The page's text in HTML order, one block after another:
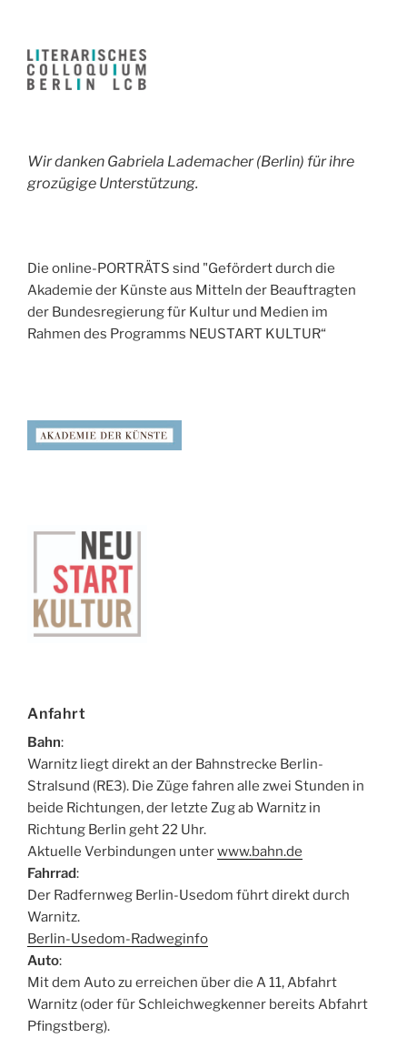
Wir danken Gabriela Lademacher (Berlin) für ihre
grozügige Unterstützung.
Die online-PORTRÄTS sind "Gefördert durch die
Akademie der Künste aus Mitteln der Beauftragten
der Bundesregierung für Kultur und Medien im
Rahmen des Programms NEUSTART KULTUR“
Anfahrt
Bahn:
Warnitz liegt direkt an der Bahnstrecke Berlin-
Stralsund (RE3). Die Züge fahren alle zwei Stunden in
beide Richtungen, der letzte Zug ab Warnitz in
Richtung Berlin geht 22 Uhr.
Aktuelle Verbindungen unterwww.bahn.de
Fahrrad:
Der Radfernweg Berlin-Usedom führt direkt durch
Warnitz.
Berlin-Usedom-Radweginfo
Auto:
Mit dem Auto zu erreichen über die A 11, Abfahrt
Warnitz (oder für Schleichwegkenner bereits Abfahrt
Pfingstberg).